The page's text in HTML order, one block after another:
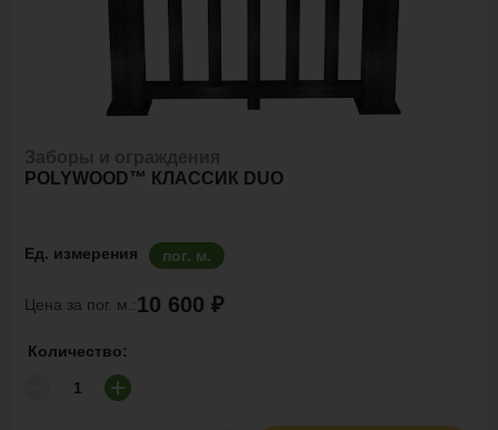
POLYWOOD™ КЛАССИК DUO
Ед. измерения пог. м.
Цена за пог. м.:10 600 ₽
Количество: